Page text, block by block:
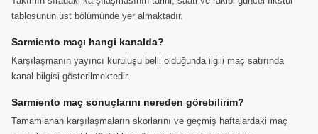
tablosunun üst bölümünde yer almaktadır.
Sarmiento maçı hangi kanalda?
Karşılaşmanın yayıncı kuruluşu belli olduğunda ilgili maç satırında
kanal bilgisi gösterilmektedir.
Sarmiento maç sonuçlarını nereden görebilirim?
Tamamlanan karşılaşmaların skorlarını ve geçmiş haftalardaki maç